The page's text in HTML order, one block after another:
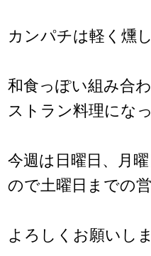
カンパチは軽く燻
和食っぽい組み合
ストラン料理にな
今週は日曜日、月
ので土曜日までの
よろしくお願いし